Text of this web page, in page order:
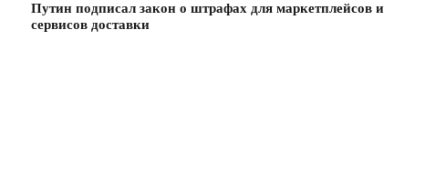
Путин подписал закон о штрафах для маркетплейсов и
сервисов доставки